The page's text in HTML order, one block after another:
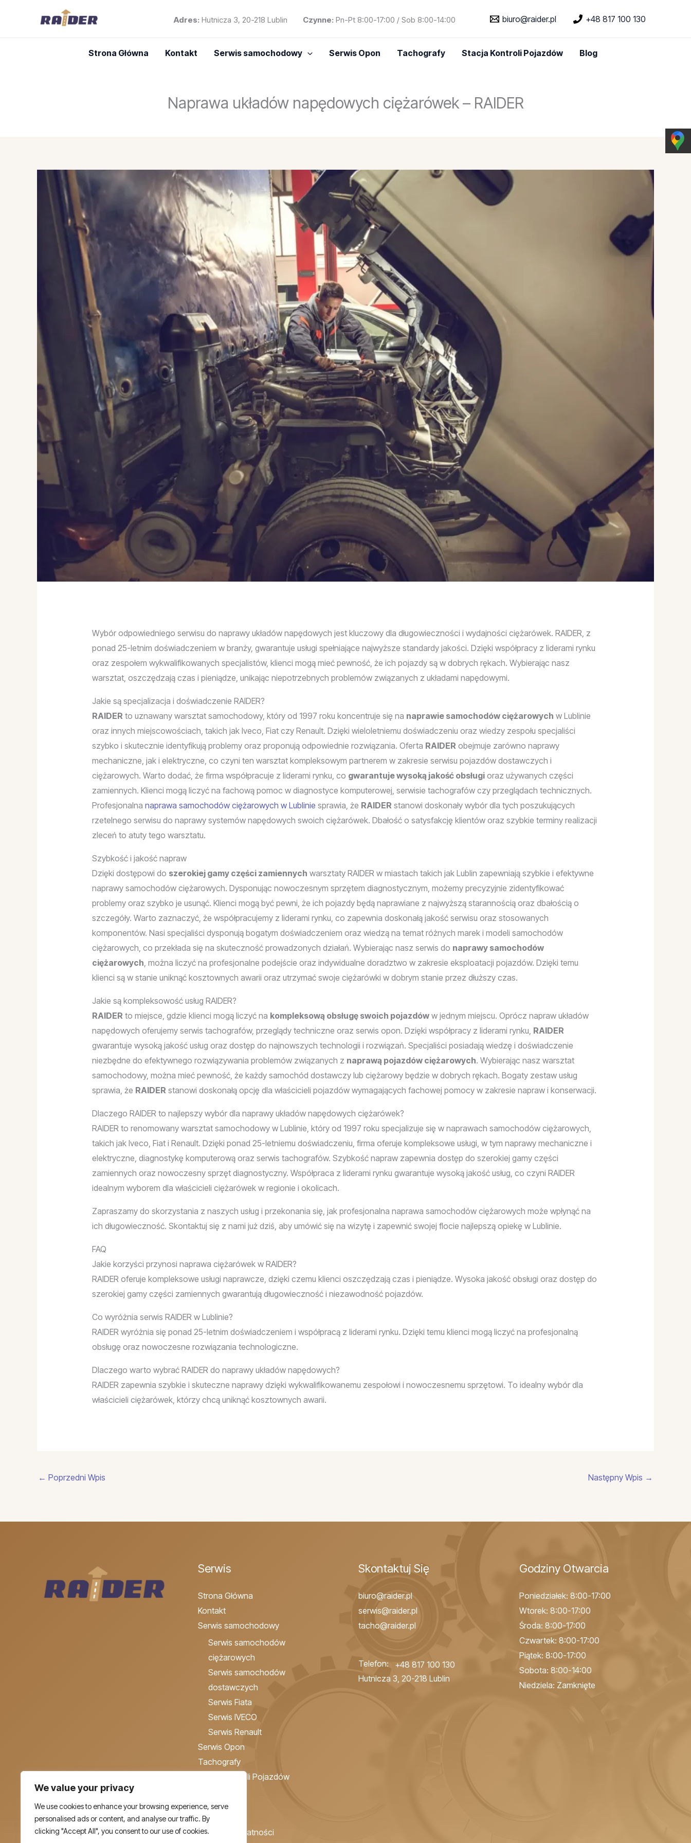
We value your privacy
We use cookies to enhance your browsing experience, serve
personalised ads or content, and analyse our traffic. By
clicking "Accept All", you consent to our use of cookies.
Adres: Hutnicza 3, 20-218 Lublin Czynne: Pn-Pt 8:00-17:00 / Sob 8:00-14:00 biuro@raider.pl +48 817 100 130
Strona Główna Kontakt Serwis samochodowy Serwis Opon Tachografy Stacja Kontroli Pojazdów Blog
Naprawa układów napędowych ciężarówek – RAIDER
Wybór odpowiedniego serwisu do naprawy układów napędowych jest kluczowy dla długowieczności i wydajności ciężarówek. RAIDER, z
ponad 25-letnim doświadczeniem w branży, gwarantuje usługi spełniające najwyższe standardy jakości. Dzięki współpracy z liderami rynku
oraz zespołem wykwalifikowanych specjalistów, klienci mogą mieć pewność, że ich pojazdy są w dobrych rękach. Wybierając nasz
warsztat, oszczędzają czas i pieniądze, unikając niepotrzebnych problemów związanych z układami napędowymi.
Jakie są specjalizacja i doświadczenie RAIDER?
RAIDER to uznawany warsztat samochodowy, który od 1997 roku koncentruje się na naprawie samochodów ciężarowych w Lublinie
oraz innych miejscowościach, takich jak Iveco, Fiat czy Renault. Dzięki wieloletniemu doświadczeniu oraz wiedzy zespołu specjaliści
szybko i skutecznie identyfikują problemy oraz proponują odpowiednie rozwiązania. Oferta RAIDER obejmuje zarówno naprawy
mechaniczne, jak i elektryczne, co czyni ten warsztat kompleksowym partnerem w zakresie serwisu pojazdów dostawczych i
ciężarowych. Warto dodać, że firma współpracuje z liderami rynku, co gwarantuje wysoką jakość obsługioraz używanych części
zamiennych. Klienci mogą liczyć na fachową pomoc w diagnostyce komputerowej, serwisie tachografów czy przeglądach technicznych.
Profesjonalna naprawa samochodów ciężarowych w Lublinie sprawia, że RAIDER stanowi doskonały wybór dla tych poszukujących
rzetelnego serwisu do naprawy systemów napędowych swoich ciężarówek. Dbałość o satysfakcję klientów oraz szybkie terminy realizacji
zleceń to atuty tego warsztatu.
Szybkość i jakość napraw
Dzięki dostępowi do szerokiej gamy części zamiennych warsztaty RAIDER w miastach takich jak Lublin zapewniają szybkie i efektywne
naprawy samochodów ciężarowych. Dysponując nowoczesnym sprzętem diagnostycznym, możemy precyzyjnie zidentyfikować
problemy oraz szybko je usunąć. Klienci mogą być pewni, że ich pojazdy będą naprawiane z najwyższą starannością oraz dbałością o
szczegóły. Warto zaznaczyć, że współpracujemy z liderami rynku, co zapewnia doskonałą jakość serwisu oraz stosowanych
komponentów. Nasi specjaliści dysponują bogatym doświadczeniem oraz wiedzą na temat różnych marek i modeli samochodów
ciężarowych, co przekłada się na skuteczność prowadzonych działań. Wybierając nasz serwis do naprawy samochodów
ciężarowych , można liczyć na profesjonalne podejście oraz indywidualne doradztwo w zakresie eksploatacji pojazdów. Dzięki temu
klienci są w stanie uniknąć kosztownych awarii oraz utrzymać swoje ciężarówki w dobrym stanie przez dłuższy czas.
Jakie są kompleksowość usług RAIDER?
RAIDER to miejsce, gdzie klienci mogą liczyć na kompleksową obsługę swoich pojazdóww jednym miejscu. Oprócz napraw układów
napędowych oferujemy serwis tachografów, przeglądy techniczne oraz serwis opon. Dzięki współpracy z liderami rynku, RAIDER
gwarantuje wysoką jakość usług oraz dostęp do najnowszych technologii i rozwiązań. Specjaliści posiadają wiedzę i doświadczenie
niezbędne do efektywnego rozwiązywania problemów związanych z naprawą pojazdów ciężarowych. Wybierając nasz warsztat
samochodowy, można mieć pewność, że każdy samochód dostawczy lub ciężarowy będzie w dobrych rękach. Bogaty zestaw usług
sprawia, że RAIDER stanowi doskonałą opcję dla właścicieli pojazdów wymagających fachowej pomocy w zakresie napraw i konserwacji.
Dlaczego RAIDER to najlepszy wybór dla naprawy układów napędowych ciężarówek?
RAIDER to renomowany warsztat samochodowy w Lublinie, który od 1997 roku specjalizuje się w naprawach samochodów ciężarowych,
takich jak Iveco, Fiat i Renault. Dzięki ponad 25-letniemu doświadczeniu, firma oferuje kompleksowe usługi, w tym naprawy mechaniczne i
elektryczne, diagnostykę komputerową oraz serwis tachografów. Szybkość napraw zapewnia dostęp do szerokiej gamy części
zamiennych oraz nowoczesny sprzęt diagnostyczny. Współpraca z liderami rynku gwarantuje wysoką jakość usług, co czyni RAIDER
idealnym wyborem dla właścicieli ciężarówek w regionie i okolicach.
Zapraszamy do skorzystania z naszych usług i przekonania się, jak profesjonalna naprawa samochodów ciężarowych może wpłynąć na
ich długowieczność. Skontaktuj się z nami już dziś, aby umówić się na wizytę i zapewnić swojej flocie najlepszą opiekę w Lublinie.
FAQ
Jakie korzyści przynosi naprawa ciężarówek w RAIDER?
RAIDER oferuje kompleksowe usługi naprawcze, dzięki czemu klienci oszczędzają czas i pieniądze. Wysoka jakość obsługi oraz dostęp do
szerokiej gamy części zamiennych gwarantują długowieczność i niezawodność pojazdów.
Co wyróżnia serwis RAIDER w Lublinie?
RAIDER wyróżnia się ponad 25-letnim doświadczeniem i współpracą z liderami rynku. Dzięki temu klienci mogą liczyć na profesjonalną
obsługę oraz nowoczesne rozwiązania technologiczne.
Dlaczego warto wybrać RAIDER do naprawy układów napędowych?
RAIDER zapewnia szybkie i skuteczne naprawy dzięki wykwalifikowanemu zespołowi i nowoczesnemu sprzętowi. To idealny wybór dla
właścicieli ciężarówek, którzy chcą uniknąć kosztownych awarii.
← Poprzedni Wpis Następny Wpis →
Serwis
Strona Główna
Kontakt
Serwis samochodowy
Serwis samochodów
ciężarowych
Serwis samochodów
dostawczych
Serwis Fiata
Serwis IVECO
Serwis Renault
Serwis Opon
Tachografy
Stacja Kontroli Pojazdów
Polityka Prywatności
Skontaktuj Się
biuro@raider.pl
serwis@raider.pl
tacho@raider.pl
Telefon:
+48 817 100 130
Hutnicza 3, 20-218 Lublin
Godziny Otwarcia
Poniedziałek: 8:00-17:00
Wtorek: 8:00-17:00
Środa: 8:00-17:00
Czwartek: 8:00-17:00
Piątek: 8:00-17:00
Sobota: 8:00-14:00
Niedziela: Zamknięte